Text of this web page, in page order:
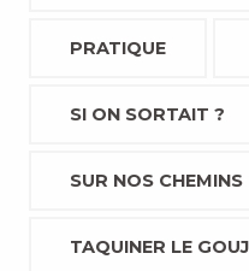
PRATIQUE
SI ON SORTAIT ?
SUR NOS CHEMINS
TAQUINER LE